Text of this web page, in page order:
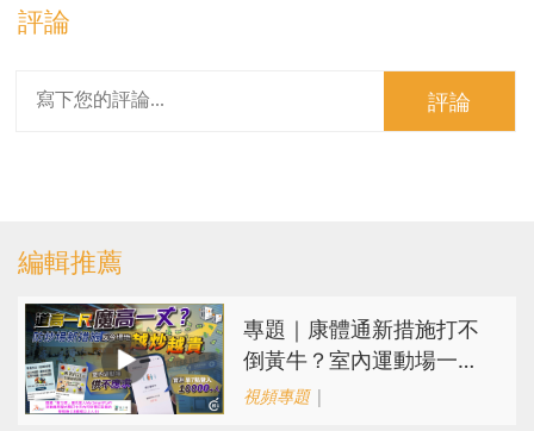
評論
評論
編輯推薦
專題｜康體通新措施打不
倒黃牛？室內運動場一場
難求越炒越貴
視頻專題|